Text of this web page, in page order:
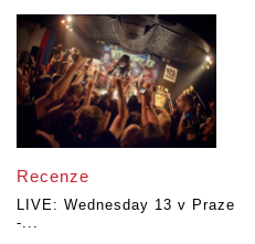
Recenze
LIVE: Wednesday 13 v Praze
-...